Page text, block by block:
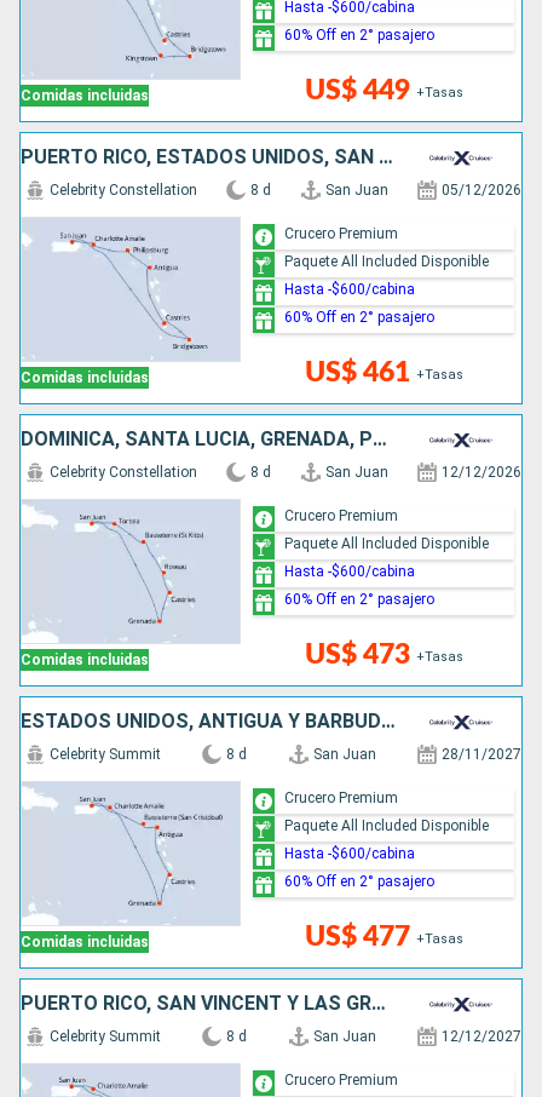
Comidas incluidas US$ 449 +Tasas
Hasta -$600/cabina
60% Off en 2° pasajero
PUERTO RICO, ESTADOS UNIDOS, SAN MARTÍN, ANTIGUA Y BARBUDA, SANTA LUCIA, BARBADOS
Comidas incluidas
Celebrity Constellation 8 d San Juan 05/12/2026
US$ 461 +Tasas
Crucero Premium
Paquete All Included Disponible
Hasta -$600/cabina
60% Off en 2° pasajero
DOMINICA, SANTA LUCIA, GRENADA, PUERTO RICO
Comidas incluidas
Celebrity Constellation 8 d San Juan 12/12/2026
US$ 473 +Tasas
Crucero Premium
Paquete All Included Disponible
Hasta -$600/cabina
60% Off en 2° pasajero
ESTADOS UNIDOS, ANTIGUA Y BARBUDA, SANTA LUCIA, GRENADA, PUERTO RICO
Comidas incluidas
Celebrity Summit 8 d San Juan 28/11/2027
US$ 477 +Tasas
Crucero Premium
Paquete All Included Disponible
Hasta -$600/cabina
60% Off en 2° pasajero
PUERTO RICO, SAN VINCENT Y LAS GRANADINAS, BARBADOS, ANTIGUA Y BARBUDA, ESTADOS UNIDOS
Celebrity Summit 8 d San Juan 12/12/2027
Crucero Premium